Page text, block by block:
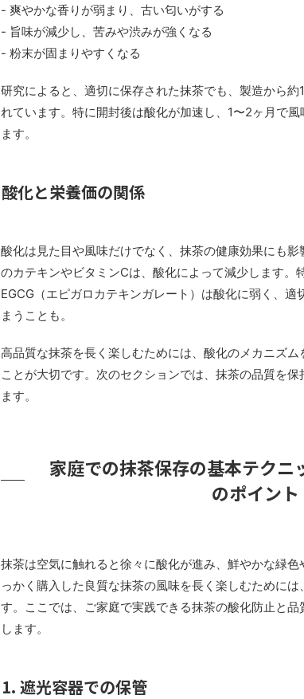
- 爽やかな香りが弱まり、古い匂いがする
- 旨味が減少し、苦みや渋みが強くなる
- 粉末が固まりやすくなる
研究によると、適切に保存された抹茶でも、製造から
れています。特に開封後は酸化が加速し、1〜2ヶ月で
ます。
酸化と栄養価の関係
酸化は見た目や風味だけでなく、抹茶の健康効果にも
のカテキンやビタミンCは、酸化によって減少します。
EGCG（エピガロカテキンガレート）は酸化に弱く、
まうことも。
高品質な抹茶を長く楽しむためには、酸化のメカニズ
ことが大切です。次のセクションでは、抹茶の品質を
ます。
家庭での抹茶保存の基本テクニ
のポイント
抹茶は空気に触れると徐々に酸化が進み、鮮やかな緑
っかく購入した良質な抹茶の風味を長く楽しむために
す。ここでは、ご家庭で実践できる抹茶の酸化防止と
します。
1. 遮光容器での保管